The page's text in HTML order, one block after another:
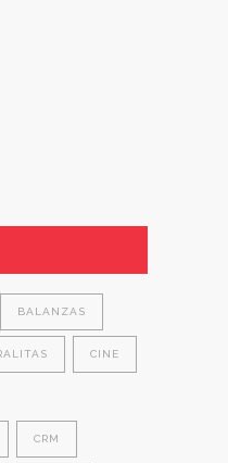
BALANZAS
CINE
CRM